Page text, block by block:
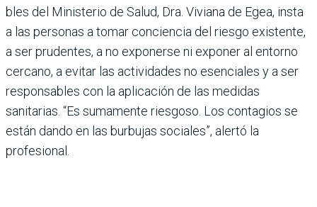
bles del Ministerio de Salud, Dra. Viviana de Egea, insta
a las personas a tomar con­ciencia del riesgo existente,
a ser prudentes, a no expo­nerse ni exponer al entorno
cercano, a evitar las activida­des no esenciales y a ser
res­ponsables con la aplicación de las medidas
sanitarias. “Es sumamente riesgoso. Los contagios se
están dando en las burbujas sociales”, alertó la
profesional.